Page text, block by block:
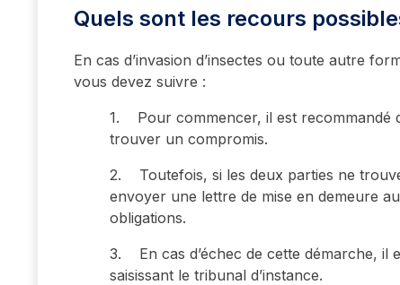
Quels sont les recours
En cas d’invasion d’insectes ou toute autre
vous devez suivre :
1. Pour commencer, il est recommandé
trouver un compromis.
2. Toutefois, si les deux parties ne
envoyer une lettre de mise en demeure
obligations.
3. En cas d’échec de cette démarche, il
saisissant le tribunal d’instance.